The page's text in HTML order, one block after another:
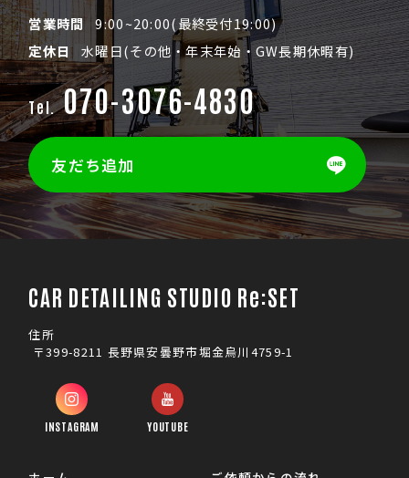
営業時間 9:00~20:00(最終受付19:00)
定休日
水曜日(その他・年末年始・GW長期休暇有)
Tel. 070-3076-4830
友だち追加
CAR DETAILING STUDIO Re:SET
住所
〒399-8211 長野県安曇野市堀金烏川4759-1
INSTAGRAM YOUTUBE